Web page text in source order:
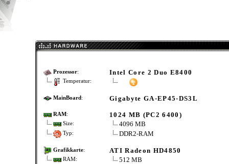
Prozessor: Intel Core 2 Duo E8400
Temperatur:
MainBoard: Gigabyte GA-EP45-DS3L
RAM: 1024 MB (PC2 6400)
Size: 4096 MB
Typ: DDR2-RAM
Grafikkarte: ATI Radeon HD4850
RAM: 512 MB